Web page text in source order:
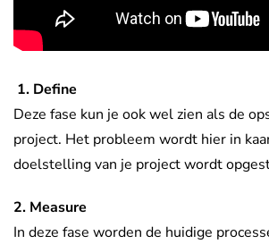
1. Define
Deze fase kun je ook wel zien als de
project. Het probleem wordt hier in
doelstelling van je project wordt
2. Measure
In deze fase worden de huidige